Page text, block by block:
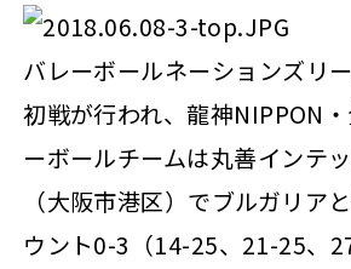
バレーボールネーションズリ
初戦が行われ、龍神NIPPON
ーボールチームは丸善インテ
（大阪市港区）でブルガリア
ウント0-3（14-25、21-25、